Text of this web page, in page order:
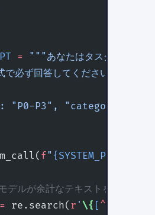
= """あなたはタスク分類AIで
で必ず回答してください。他のテ
P3", "category":
f"
デルが余計なテキストを付与する
= re.search( r ' \{ [^